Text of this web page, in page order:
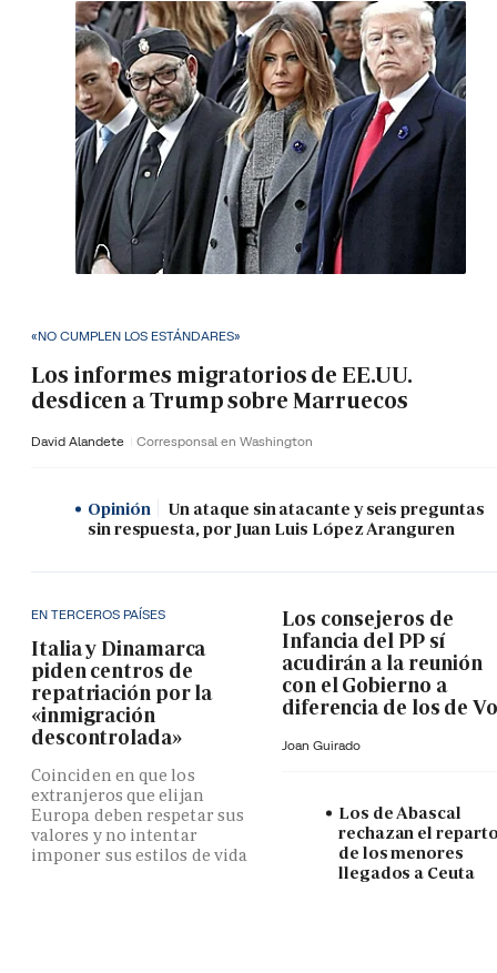
«NO CUMPLEN LOS ESTÁNDARES»
Los informes migratorios de EE.UU.
desdicen a Trump sobre Marruecos
David Alandete Corresponsal en Washington
Opinión
Un ataque sin atacante y seis preguntas
sin respuesta, por Juan Luis López Aranguren
EN TERCEROS PAÍSES
Italia y Dinamarca
piden centros de
repatriación por la
«inmigración
descontrolada»
Coinciden en que los
extranjeros que elijan
Europa deben respetar sus
valores y no intentar
imponer sus estilos de vida
Los consejeros de
Infancia del PP sí
acudirán a la reunión
con el Gobierno a
diferencia de los de
Joan Guirado
Los de Abascal
rechazan el
de los menores
llegados a Ceuta